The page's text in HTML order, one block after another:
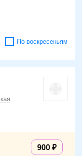
По воскресеньям
900